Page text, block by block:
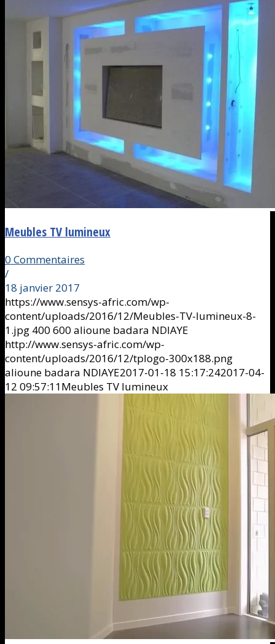
Meubles TV lumineux
0 Commentaires
/
18 janvier 2017
https://www.sensys-afric.com/wp-
content/uploads/2016/12/Meubles-TV-lumineux-8-
1.jpg 400 600 alioune badara NDIAYE
http://www.sensys-afric.com/wp-
content/uploads/2016/12/tplogo-300x188.png
alioune badara NDIAYE2017-01-18 15:17:242017-04-
12 09:57:11Meubles TV lumineux